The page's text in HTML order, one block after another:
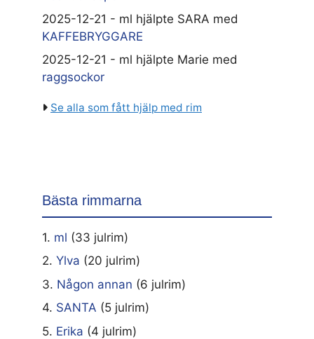
2025-12-21 - ml hjälpte SARA med
KAFFEBRYGGARE
2025-12-21 - ml hjälpte Marie med
raggsockor
Se alla som fått hjälp med rim
Bästa rimmarna
1. ml (33 julrim)
2. Ylva (20 julrim)
3. Någon annan (6 julrim)
4. SANTA (5 julrim)
5. Erika (4 julrim)